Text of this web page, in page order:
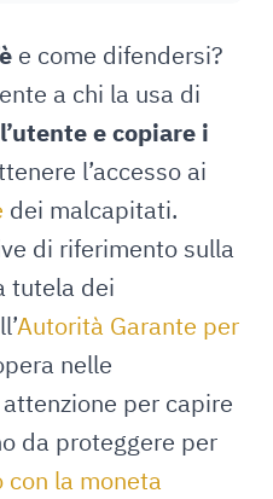
e come difendersi?
a chi la usa di
e copiare i
l’accesso ai
dei malcapitati.
di riferimento sulla
tutela dei
Autorità Garante per
nelle
per capire
da proteggere per
la moneta